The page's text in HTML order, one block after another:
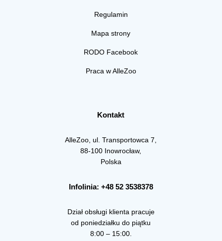
Regulamin
Mapa strony
RODO Facebook
Praca w AlleZoo
Kontakt
AlleZoo, ul. Transportowca 7,
88-100 Inowrocław,
Polska
Infolinia: +48 52 3538378
Dział obsługi klienta pracuje
od poniedziałku do piątku
8:00 – 15:00.